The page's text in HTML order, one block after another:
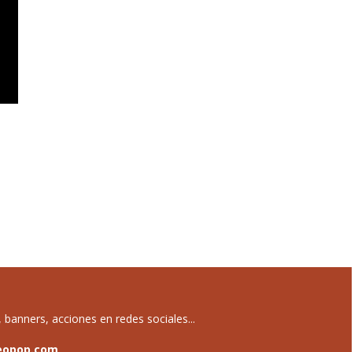
acciones en redes sociales...